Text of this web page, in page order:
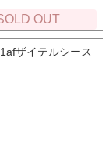
OUT
ザイテルシース